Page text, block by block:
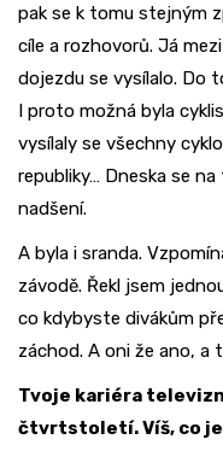
pak se k tomu stejným
cíle a rozhovorů. Já
dojezdu se vysílalo. Do
I proto možná byla
vysílaly se všechny
republiky… Dneska se
nadšení.
A byla i sranda.
závodě. Řekl jsem
co kdybyste divákům
záchod. A oni že ano, a
Tvoje kariéra
čtvrtstoletí. Víš, co